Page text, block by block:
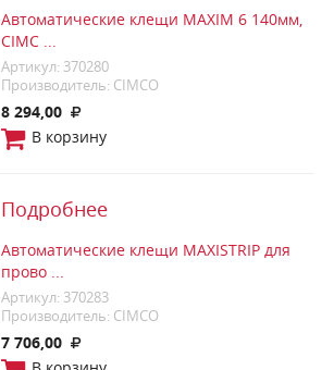
Автоматические клещи MAXIM 6 140мм,
CIMC ...
Артикул: 370280
Производитель: CIMCO
8 294,00
В корзину
Подробнее
Автоматические клещи MAXISTRIP для
прово ...
Артикул: 370283
Производитель: CIMCO
7 706,00